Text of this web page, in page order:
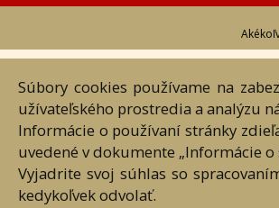
Cookies
Súbory cookies používame na
užívateľského prostredia a analýzu
Informácie o používaní stránky
uvedené v dokumente „Informácie o
Vyjadrite svoj súhlas so
kedykoľvek odvolať.